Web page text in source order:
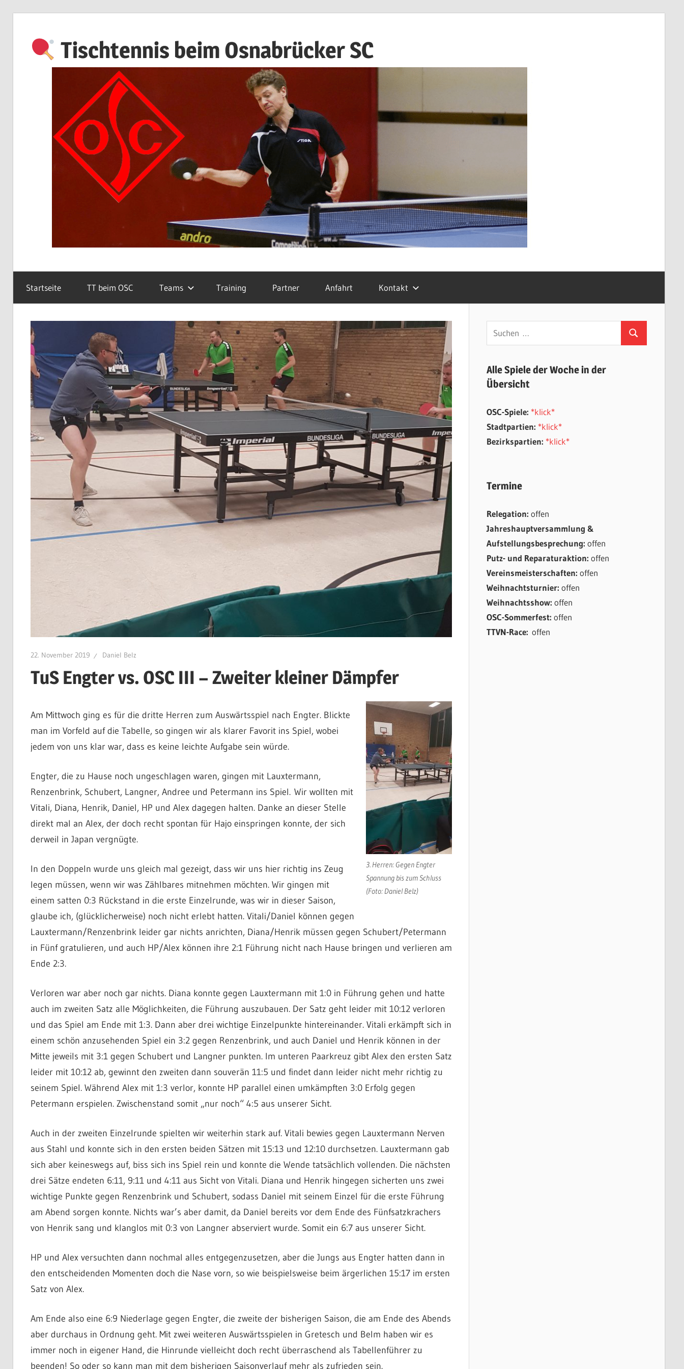
springen
Tischtennis beim Osnabrücker SC
Startseite TT beim OSC Teams Training Partner Anfahrt Kontakt
22. November 2019 Daniel Belz
TuS Engter vs. OSC III – Zweiter kleiner Dämpfer
3. Herren: Gegen Engter
Spannung bis zum Schluss
(Foto: Daniel Belz)
Am Mittwoch ging es für die dritte Herren zum Auswärtsspiel nach Engter. Blickte
man im Vorfeld auf die Tabelle, so gingen wir als klarer Favorit ins Spiel, wobei
jedem von uns klar war, dass es keine leichte Aufgabe sein würde.
Engter, die zu Hause noch ungeschlagen waren, gingen mit Lauxtermann,
Renzenbrink, Schubert, Langner, Andree und Petermann ins Spiel. Wir wollten mit
Vitali, Diana, Henrik, Daniel, HP und Alex dagegen halten. Danke an dieser Stelle
direkt mal an Alex, der doch recht spontan für Hajo einspringen konnte, der sich
derweil in Japan vergnügte.
In den Doppeln wurde uns gleich mal gezeigt, dass wir uns hier richtig ins Zeug
legen müssen, wenn wir was Zählbares mitnehmen möchten. Wir gingen mit
einem satten 0:3 Rückstand in die erste Einzelrunde, was wir in dieser Saison,
glaube ich, (glücklicherweise) noch nicht erlebt hatten. Vitali/Daniel können gegen
Lauxtermann/Renzenbrink leider gar nichts anrichten, Diana/Henrik müssen gegen Schubert/Petermann
in Fünf gratulieren, und auch HP/Alex können ihre 2:1 Führung nicht nach Hause bringen und verlieren am
Ende 2:3.
Verloren war aber noch gar nichts. Diana konnte gegen Lauxtermann mit 1:0 in Führung gehen und hatte
auch im zweiten Satz alle Möglichkeiten, die Führung auszubauen. Der Satz geht leider mit 10:12 verloren
und das Spiel am Ende mit 1:3. Dann aber drei wichtige Einzelpunkte hintereinander. Vitali erkämpft sich in
einem schön anzusehenden Spiel ein 3:2 gegen Renzenbrink, und auch Daniel und Henrik können in der
Mitte jeweils mit 3:1 gegen Schubert und Langner punkten. Im unteren Paarkreuz gibt Alex den ersten Satz
leider mit 10:12 ab, gewinnt den zweiten dann souverän 11:5 und findet dann leider nicht mehr richtig zu
seinem Spiel. Während Alex mit 1:3 verlor, konnte HP parallel einen umkämpften 3:0 Erfolg gegen
Petermann erspielen. Zwischenstand somit „nur noch“ 4:5 aus unserer Sicht.
Auch in der zweiten Einzelrunde spielten wir weiterhin stark auf. Vitali bewies gegen Lauxtermann Nerven
aus Stahl und konnte sich in den ersten beiden Sätzen mit 15:13 und 12:10 durchsetzen. Lauxtermann gab
sich aber keineswegs auf, biss sich ins Spiel rein und konnte die Wende tatsächlich vollenden. Die nächsten
drei Sätze endeten 6:11, 9:11 und 4:11 aus Sicht von Vitali. Diana und Henrik hingegen sicherten uns zwei
wichtige Punkte gegen Renzenbrink und Schubert, sodass Daniel mit seinem Einzel für die erste Führung
am Abend sorgen konnte. Nichts war’s aber damit, da Daniel bereits vor dem Ende des Fünfsatzkrachers
von Henrik sang und klanglos mit 0:3 von Langner abserviert wurde. Somit ein 6:7 aus unserer Sicht.
HP und Alex versuchten dann nochmal alles entgegenzusetzen, aber die Jungs aus Engter hatten dann in
den entscheidenden Momenten doch die Nase vorn, so wie beispielsweise beim ärgerlichen 15:17 im ersten
Satz von Alex.
Am Ende also eine 6:9 Niederlage gegen Engter, die zweite der bisherigen Saison, die am Ende des Abends
aber durchaus in Ordnung geht. Mit zwei weiteren Auswärtsspielen in Gretesch und Belm haben wir es
immer noch in eigener Hand, die Hinrunde vielleicht doch recht überraschend als Tabellenführer zu
beenden! So oder so kann man mit dem bisherigen Saisonverlauf mehr als zufrieden sein.
Suchen
nach:
Suchen
Alle Spiele der Woche in der
Übersicht
OSC-Spiele: *klick*
Stadtpartien: *klick*
Bezirkspartien: *klick*
Termine
Relegation: offen
Jahreshauptversammlung &
Aufstellungsbesprechung: offen
Putz- und Reparaturaktion: offen
Vereinsmeisterschaften: offen
Weihnachtsturnier: offen
Weihnachtsshow: offen
OSC-Sommerfest: offen
TTVN-Race: offen